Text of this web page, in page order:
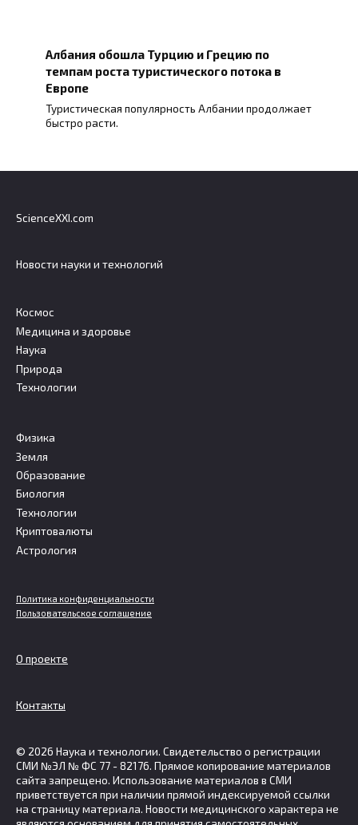
Албания обошла Турцию и Грецию по
темпам роста туристического потока в
Европе
Туристическая популярность Албании продолжает
быстро расти.
ScienceXXI.com
Новости науки и технологий
Космос
Медицина и здоровье
Наука
Природа
Технологии
Физика
Земля
Образование
Биология
Технологии
Криптовалюты
Астрология
Политика конфиденциальности
Пользовательское соглашение
О проекте
Контакты
© 2026 Наука и технологии. Свидетельство о регистрации
СМИ №ЭЛ № ФС 77 - 82176. Прямое копирование материалов
сайта запрещено. Использование материалов в СМИ
приветствуется при наличии прямой индексируемой ссылки
на страницу материала. Новости медицинского характера не